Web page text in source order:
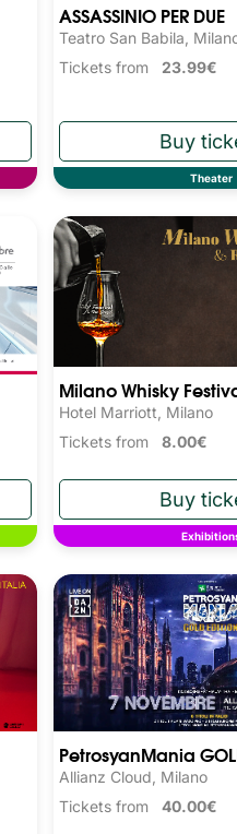
ASSASSINIO PER DUE
Teatro San Babila,
Tickets from 23.99€
Theater
Milano Whisky
Hotel Marriott, Milano
Tickets from8.00€
PetrosyanMania
Allianz Cloud, Milano
Tickets from40.00€